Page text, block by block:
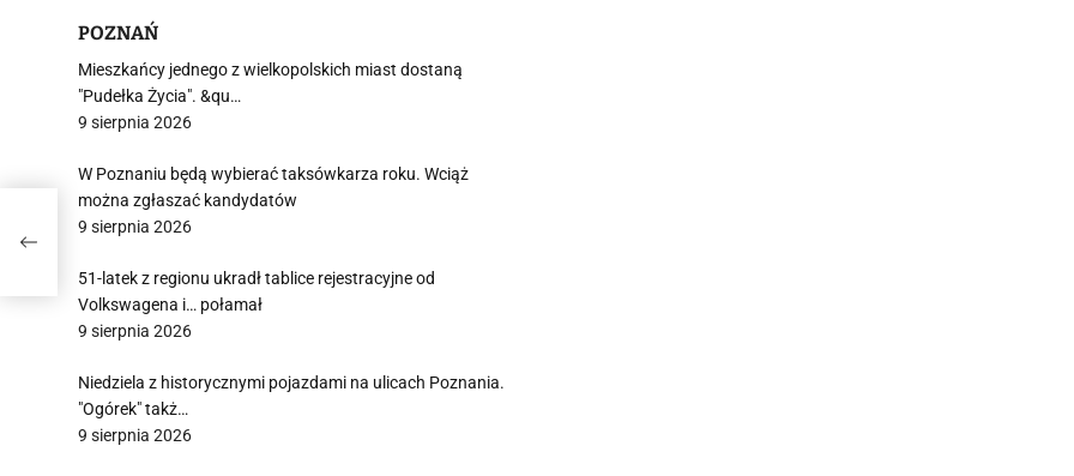
POZNAŃ
Mieszkańcy jednego z wielkopolskich miast dostaną
"Pudełka Życia". &qu…
9 sierpnia 2026
W Poznaniu będą wybierać taksówkarza roku. Wciąż
można zgłaszać kandydatów
9 sierpnia 2026
51-latek z regionu ukradł tablice rejestracyjne od
Volkswagena i… połamał
9 sierpnia 2026
Niedziela z historycznymi pojazdami na ulicach Poznania.
"Ogórek" takż…
9 sierpnia 2026